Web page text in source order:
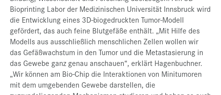
Bioprinting Labor der Medizinischen Universität Innsbruck wird
die Entwicklung eines 3D-biogedruckten Tumor-Modell
gefördert, das auch feine Blutgefäße enthält. „Mit Hilfe des
Modells aus ausschließlich menschlichen Zellen wollen wir
das Gefäßwachstum in den Tumor und die Metastasierung in
das Gewebe ganz genau anschauen“, erklärt Hagenbuchner.
„Wir können am Bio-Chip die Interaktionen von Minitumoren
mit dem umgebenden Gewebe darstellen, die